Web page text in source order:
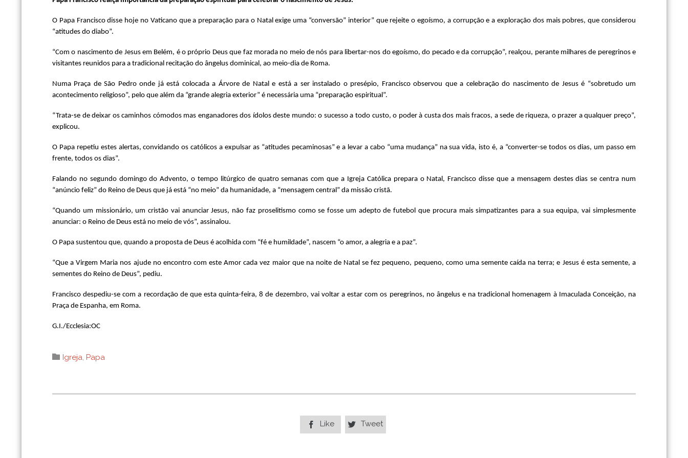
O Papa Francisco disse hoje no Vaticano que a preparação para o Natal exige uma “conversão” interior” que rejeite o egoísmo, a corrupção e a exploração dos mais pobres, que considerou
“atitudes do diabo”.
“Com o nascimento de Jesus em Belém, é o próprio Deus que faz morada no meio de nós para libertar-nos do egoísmo, do pecado e da corrupção”, realçou, perante milhares de peregrinos e
visitantes reunidos para a tradicional recitação do ângelus dominical, ao meio-dia de Roma.
Numa Praça de São Pedro onde já está colocada a Árvore de Natal e está a ser instalado o presépio, Francisco observou que a celebração do nascimento de Jesus é “sobretudo um
acontecimento religioso”, pelo que além da “grande alegria exterior” é necessária uma “preparação espiritual”.
“Trata-se de deixar os caminhos cómodos mas enganadores dos ídolos deste mundo: o sucesso a todo custo, o poder à custa dos mais fracos, a sede de riqueza, o prazer a qualquer preço”,
explicou.
O Papa repetiu estes alertas, convidando os católicos a expulsar as “atitudes pecaminosas” e a levar a cabo “uma mudança” na sua vida, isto é, a “converter-se todos os dias, um passo em
frente, todos os dias”.
Falando no segundo domingo do Advento, o tempo litúrgico de quatro semanas com que a Igreja Católica prepara o Natal, Francisco disse que a mensagem destes dias se centra num
“anúncio feliz” do Reino de Deus que já está “no meio” da humanidade, a “mensagem central” da missão cristã.
“Quando um missionário, um cristão vai anunciar Jesus, não faz proselitismo como se fosse um adepto de futebol que procura mais simpatizantes para a sua equipa, vai simplesmente
anunciar: o Reino de Deus está no meio de vós”, assinalou.
O Papa sustentou que, quando a proposta de Deus é acolhida com “fé e humildade”, nascem “o amor, a alegria e a paz”.
“Que a Virgem Maria nos ajude no encontro com este Amor cada vez maior que na noite de Natal se fez pequeno, pequeno, como uma semente caída na terra; e Jesus é esta semente, a
sementes do Reino de Deus”, pediu.
Francisco despediu-se com a recordação de que esta quinta-feira, 8 de dezembro, vai voltar a estar com os peregrinos, no ângelus e na tradicional homenagem à Imaculada Conceição, na
Praça de Espanha, em Roma.
G.I./Ecclesia:OC
 Category
Igreja, Papa
 Like  Tweet